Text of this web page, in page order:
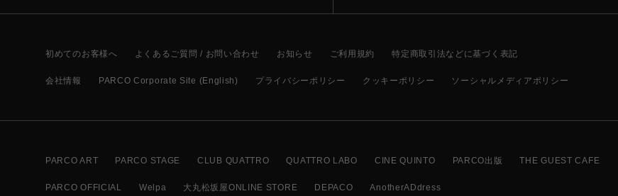
初めてのお客様へ よくあるご質問 / お問い合わせ お知らせ ご利用規約 特定商取引法などに基づく表記
会社情報 PARCO Corporate Site (English) プライバシーポリシー クッキーポリシー ソーシャルメディアポリシー
PARCO ART PARCO STAGE CLUB QUATTRO QUATTRO LABO CINE QUINTO PARCO出版 THE GUEST CAFE
PARCO OFFICIAL Welpa 大丸松坂屋ONLINE STORE DEPACO AnotherADdress